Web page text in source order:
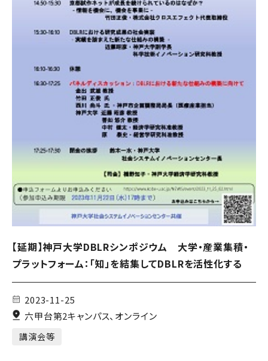
【延期】神戸大学DBLRシンポジウム 大学・産業集積・
プラットフォーム：「知」を結集してDBLRを活性化する
2023-11-25
六甲台第2キャンパス、オンライン
講演会等